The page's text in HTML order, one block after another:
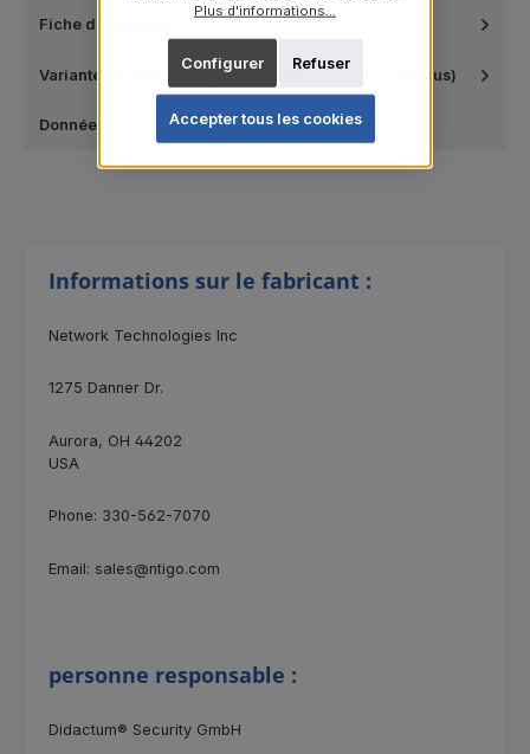
Fiche de données
Variantes disponibles (veuillez sélectionner ci-dessus)
Données techniques
Informations sur le fabricant :
Network Technologies Inc
1275 Danner Dr.
Aurora, OH 44202
USA
Phone: 330-562-7070
Email: sales@ntigo.com
personne responsable :
Didactum® Security GmbH
Plus d'informations...
Refuser
Configurer
Accepter tous les cookies